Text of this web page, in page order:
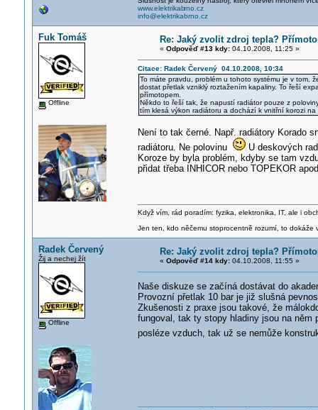
www.elektrikabrno.cz
info@elektrikabrno.cz
Fuk Tomáš
Offline
Re: Jaký zvolit zdroj tepla?
« Odpověď #13 kdy:04.10.2008, 11:25 »
Citace: Radek Červený 04.10.2008, 10:34
To máte pravdu, problém u tohoto systému je v tom,
dostat přetlak vzniklý roztažením kapaliny. To řeší
přímotopem.
Někdo to řeší tak, že napustí radiátor pouze z
tím klesá výkon radiátoru a dochází k vnitřní korozi
Není to tak černé. Např. radiátory Korado
radiátoru. Ne polovinu
U deskových
Koroze by byla problém, kdyby se tam
přidat třeba INHICOR nebo TOPEKOR
Když vím, rád poradím: fyzika, elektronika, IT, ale i
Jen ten, kdo něčemu stoprocentně rozumí, to dokáže
Radek Červený
Žij a nechej žít
Offline
Re: Jaký zvolit zdroj tepla?
« Odpověď #14 kdy:04.10.2008, 11:55 »
Naše diskuze se začíná dostávat do
Provozní přetlak 10 bar je již slušná
Zkušenosti z praxe jsou takové, že
fungoval, tak ty stopy hladiny jsou na něm
posléze vzduch, tak už se nemůže